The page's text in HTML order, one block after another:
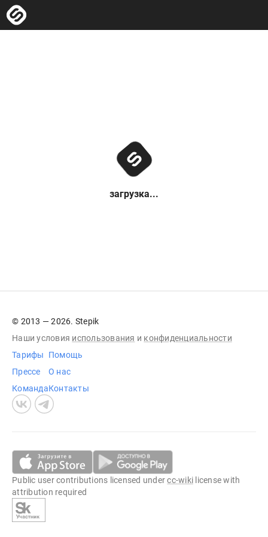
загрузка...
© 2013 — 2026. Stepik
Наши условия использования и конфиденциальности
Тарифы
Прессе
Команда
Помощь
О нас
Контакты
Public user contributions licensed undercc-wiki license with
attribution required